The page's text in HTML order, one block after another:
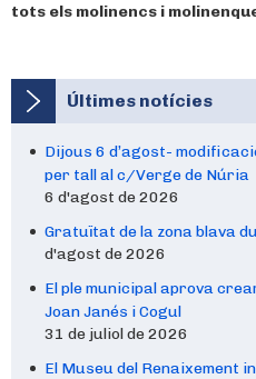
tots els molinencs i
Últimes notícies
Dijous 6 d’agost-
per tall al c/Verge de Núria
6 d'agost de 2026
Gratuïtat de la zona blava
d'agost de 2026
El ple municipal aprova
Joan Janés i Cogul
31 de juliol de 2026
El Museu del Renaixement